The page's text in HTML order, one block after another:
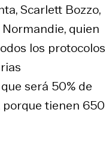
Scarlett Bozzo,
quien
los protocolos
será 50% de
porque tienen 650